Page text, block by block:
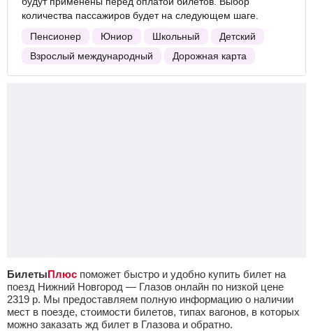
количества пассажиров будет на следующем шаге.
Пенсионер
Юниор Школьный
Детский
Взрослый международный
Дорожная карта
БилетыПлюс поможет быстро и удобно купить билет на
поезд Нижний Новгород — Глазов онлайн по низкой цене
2319 р. Мы предоставляем полную информацию о наличии
мест в поезде, стоимости билетов, типах вагонов, в которых
можно заказать жд билет в Глазова и обратно.